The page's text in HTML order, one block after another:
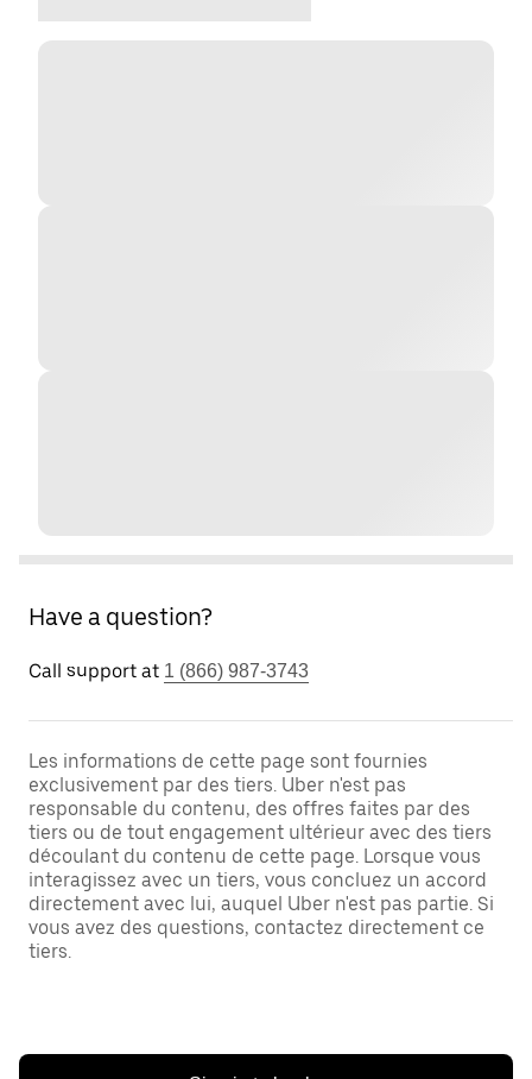
Have a question?
Call support at 1 (866) 987-3743
Les informations de cette page sont fournies
exclusivement par des tiers. Uber n'est pas
responsable du contenu, des offres faites par des
tiers ou de tout engagement ultérieur avec des tiers
découlant du contenu de cette page. Lorsque vous
interagissez avec un tiers, vous concluez un accord
directement avec lui, auquel Uber n'est pas partie. Si
vous avez des questions, contactez directement ce
tiers.